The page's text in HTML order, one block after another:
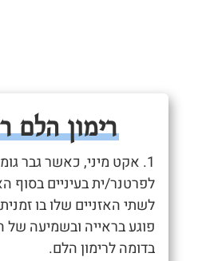
רימון הלם
1. אקט מיני, כאשר גבר
לפרטנר/ית בעיניים בסוף
לשתי האזניים שלו בו
פוגע בראייה ובשמיעה של
בדומה לרימון הלם.